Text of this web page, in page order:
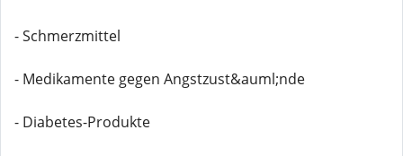
- Schmerzmittel
- Medikamente gegen Angstzust&auml;nde
- Diabetes-Produkte